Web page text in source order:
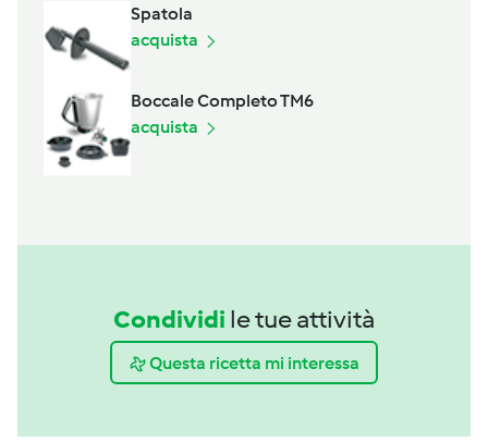
Spatola
acquista
Boccale Completo TM6
acquista
Condividi le tue attività
Questa ricetta mi interessa